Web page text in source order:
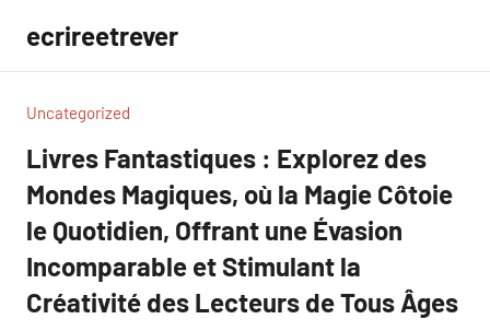
contenu
ecrireetrever
Uncategorized
Livres Fantastiques : Explorez des
Mondes Magiques, où la Magie Côtoie
le Quotidien, Offrant une Évasion
Incomparable et Stimulant la
Créativité des Lecteurs de Tous Âges